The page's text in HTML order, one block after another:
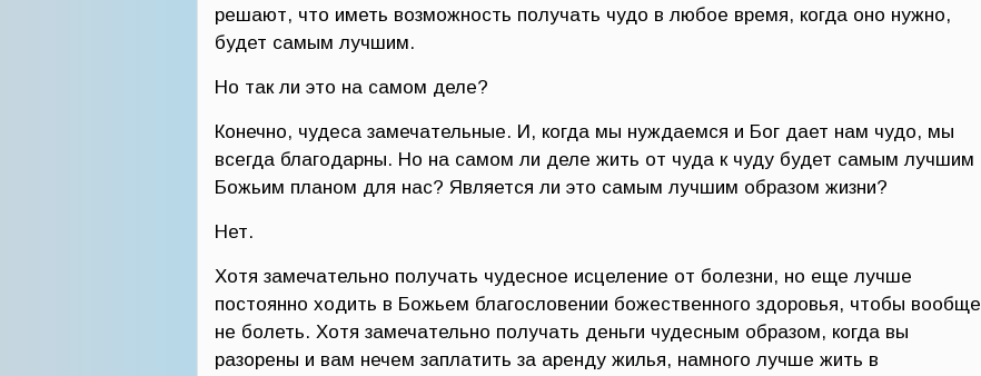
решают, что иметь возможность получать чудо в любое время, когда оно нужно,
будет самым лучшим.
Но так ли это на самом деле?
Конечно, чудеса замечательные. И, когда мы нуждаемся и Бог дает нам чудо, мы
всегда благодарны. Но на самом ли деле жить от чуда к чуду будет самым лучшим
Божьим планом для нас? Является ли это самым лучшим образом жизни?
Нет.
Хотя замечательно получать чудесное исцеление от болезни, но еще лучше
постоянно ходить в Божьем благословении божественного здоровья, чтобы вообще
не болеть. Хотя замечательно получать деньги чудесным образом, когда вы
разорены и вам нечем заплатить за аренду жилья, намного лучше жить в